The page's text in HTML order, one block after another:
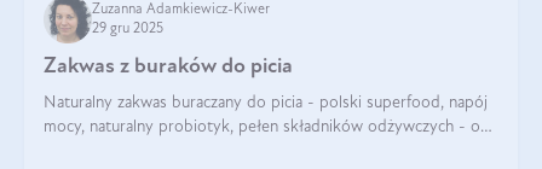
Zuzanna Adamkiewicz-Kiwer
29 gru 2025
Zakwas z buraków do picia
Naturalny zakwas buraczany do picia - polski superfood, napój
mocy, naturalny probiotyk, pełen składników odżywczych - o